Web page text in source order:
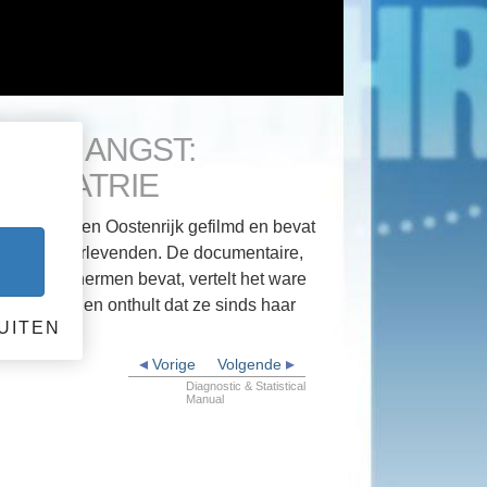
VAN ANGST:
en Oostenrijk gefilmd en bevat
en overlevenden. De documentaire,
de schermen bevat, vertelt het ware
en onthult dat ze sinds haar
Volgende
Vorige
Diagnostic & Statistical
Manual